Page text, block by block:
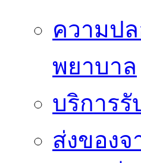
ความป
พยาบาล
บริการ
ส่งของ